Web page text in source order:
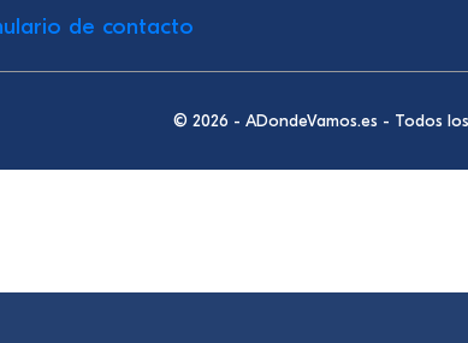
de contacto
© 2026 - ADondeVamos.es - Todos